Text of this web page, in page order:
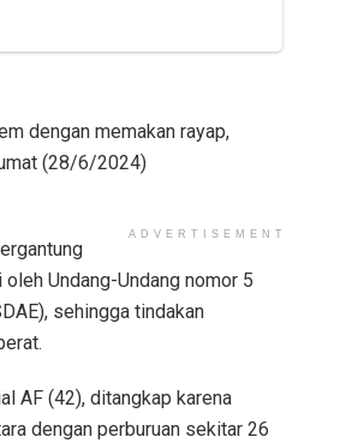
dengan memakan rayap,
(28/6/2024)
ADVERTISEMENT
Undang-Undang nomor 5
sehingga tindakan
AF (42), ditangkap karena
dengan perburuan sekitar 26